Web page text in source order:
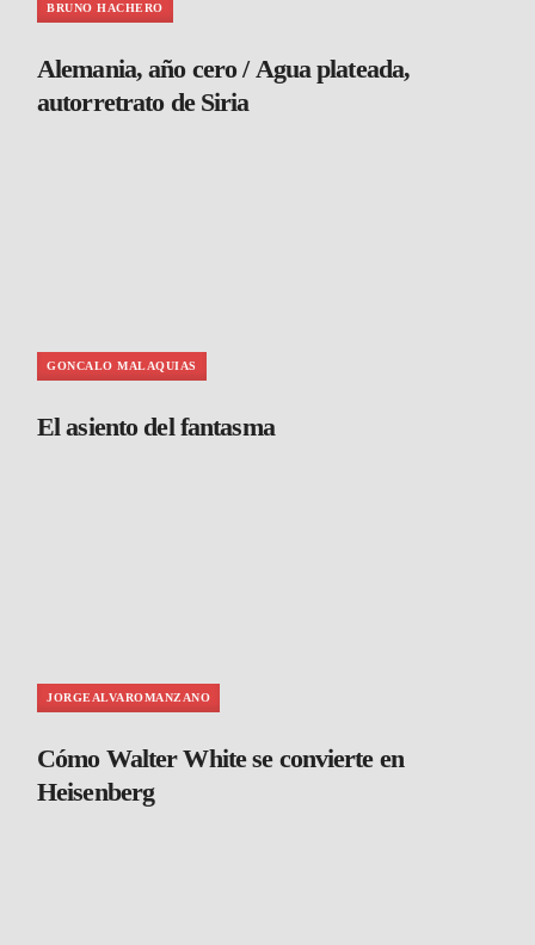
BRUNO HACHERO
Alemania, año cero / Agua plateada,
autorretrato de Siria
GONCALO MALAQUIAS
El asiento del fantasma
JORGEALVAROMANZANO
Cómo Walter White se convierte en
Heisenberg